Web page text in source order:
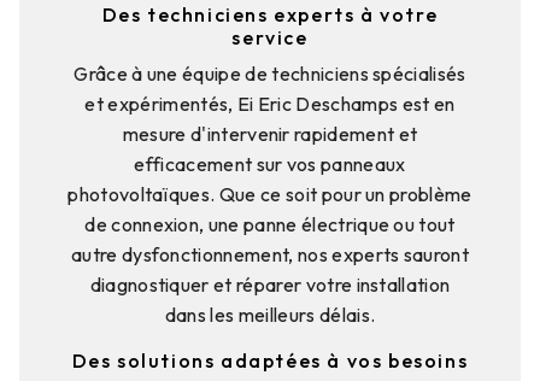
Des techniciens experts à votre
service
Grâce à une équipe de techniciens spécialisés
et expérimentés, Ei Eric Deschamps est en
mesure d'intervenir rapidement et
efficacement sur vos panneaux
photovoltaïques. Que ce soit pour un problème
de connexion, une panne électrique ou tout
autre dysfonctionnement, nos experts sauront
diagnostiquer et réparer votre installation
dans les meilleurs délais.
Des solutions adaptées à vos besoins